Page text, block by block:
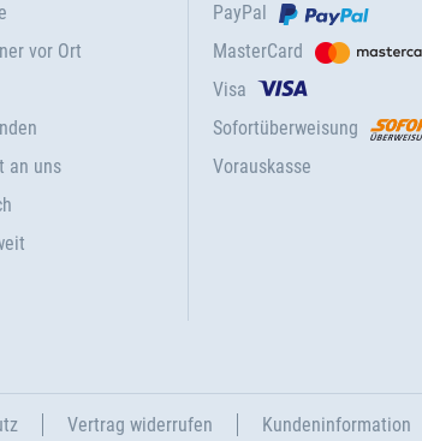
vor Ort
an uns
PayPal
MasterCard
Visa
Sofortüberweisung
Vorauskasse
Vertrag widerrufen Kundeninformation